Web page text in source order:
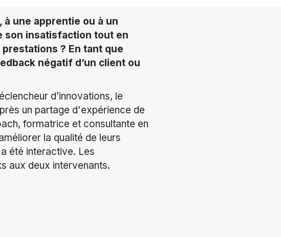
une apprentie ou à un
son insatisfaction tout en
? En tant que
négatif d’un client ou
d’innovations, le
un partage d'expérience de
formatrice et consultante en
la qualité de leurs
été interactive. Les
aux deux intervenants.